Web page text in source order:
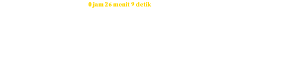
0 jam 26 menit 8 detik